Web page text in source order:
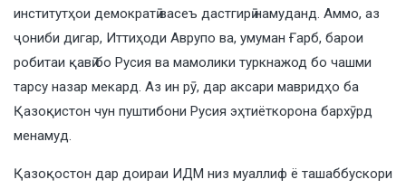
институтҳои демократӣ васеъ дастгирӣ намуданд. Аммо, аз
ҷониби дигар, Иттиҳоди Аврупо ва, умуман Ғарб, барои
робитаи қавӣ бо Русия ва мамолики туркнажод бо чашми
тарсу назар мекард. Аз ин рӯ, дар аксари мавридҳо ба
Қазоқистон чун пуштибони Русия эҳтиёткорона бархӯрд
менамуд.
Қазоқостон дар доираи ИДМ низ муаллиф ё ташаббускори